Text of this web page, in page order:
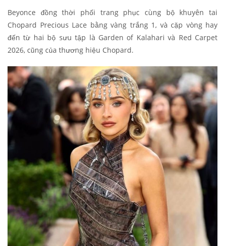
Beyonce đồng thời phối trang phục cùng bộ khuyên tai
Chopard Precious Lace bằng vàng trắng 1, và cặp vòng hay
đến từ hai bộ sưu tập là Garden of Kalahari và Red Carpet
2026, cũng của thương hiệu Chopard.